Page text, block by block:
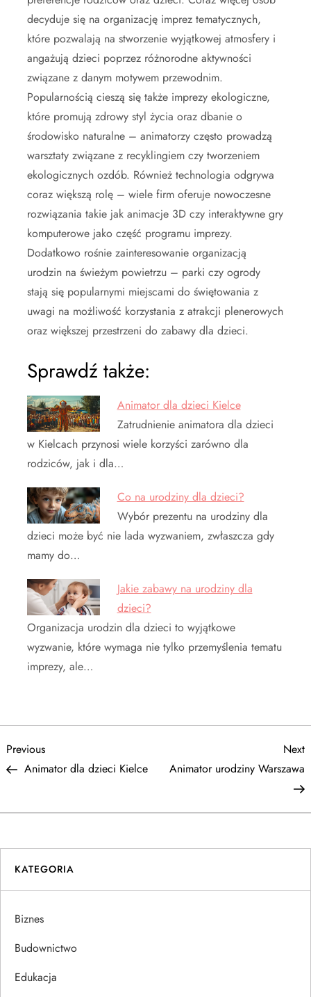
decyduje się na organizację imprez tematycznych,
które pozwalają na stworzenie wyjątkowej atmosfery i
angażują dzieci poprzez różnorodne aktywności
związane z danym motywem przewodnim.
Popularnością cieszą się także imprezy ekologiczne,
które promują zdrowy styl życia oraz dbanie o
środowisko naturalne – animatorzy często prowadzą
warsztaty związane z recyklingiem czy tworzeniem
ekologicznych ozdób. Również technologia odgrywa
coraz większą rolę – wiele firm oferuje nowoczesne
rozwiązania takie jak animacje 3D czy interaktywne gry
komputerowe jako część programu imprezy.
Dodatkowo rośnie zainteresowanie organizacją
urodzin na świeżym powietrzu – parki czy ogrody
stają się popularnymi miejscami do świętowania z
uwagi na możliwość korzystania z atrakcji plenerowych
oraz większej przestrzeni do zabawy dla dzieci.
Sprawdź także:
Animator dla dzieci Kielce
Zatrudnienie animatora dla dzieci
w Kielcach przynosi wiele korzyści zarówno dla
rodziców, jak i dla…
Co na urodziny dla dzieci?
Wybór prezentu na urodziny dla
dzieci może być nie lada wyzwaniem, zwłaszcza gdy
mamy do…
Jakie zabawy na urodziny dla
dzieci?
Organizacja urodzin dla dzieci to wyjątkowe
wyzwanie, które wymaga nie tylko przemyślenia tematu
imprezy, ale…
N
w
i
g
a
c
Previous
Post
Previous
Animator dla dzieci Kielce
Next
Animator urodziny Warszawa
KATEGORIA
Biznes
Budownictwo
Edukacja